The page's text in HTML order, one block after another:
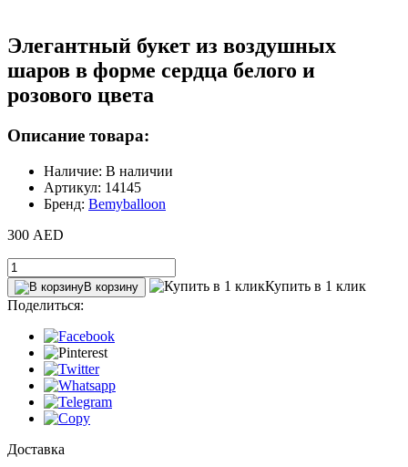
Элегантный букет из воздушных
шаров в форме сердца белого и
розового цвета
Описание товара:
Наличие: В наличии
Артикул: 14145
Бренд: Bemyballoon
300 AED
В корзину
Купить в 1 клик
Поделиться:
Доставка